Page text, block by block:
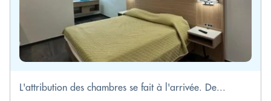
L'attribution des chambres se fait à l'arrivée. De...